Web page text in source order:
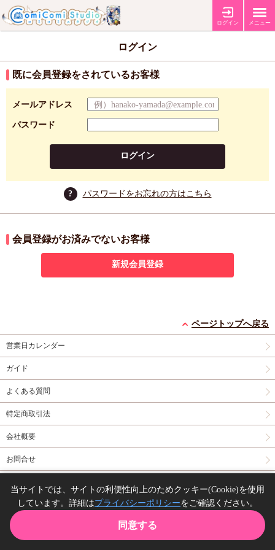
ログイン メニュー
ログイン
既に会員登録をされているお客様
メールアドレス
パスワード
ログイン
? パスワードをお忘れの方はこちら
会員登録がお済みでないお客様
新規会員登録
ページトップへ戻る
営業日カレンダー
ガイド
よくある質問
特定商取引法
会社概要
お問合せ
Copyright(C) comicomi studio. All right reserved.
当サイトでは、サイトの利便性向上のためクッキー(Cookie)を使用
しています。詳細はプライバシーポリシーをご確認ください。
同意する